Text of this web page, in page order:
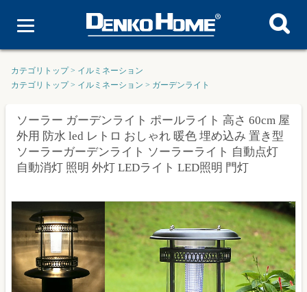
カテゴリトップ > イルミネーション
カテゴリトップ > イルミネーション > ガーデンライト
ソーラー ガーデンライト ポールライト 高さ 60cm 屋
外用 防水 led レトロ おしゃれ 暖色 埋め込み 置き型
ソーラーガーデンライト ソーラーライト 自動点灯
自動消灯 照明 外灯 LEDライト LED照明 門灯